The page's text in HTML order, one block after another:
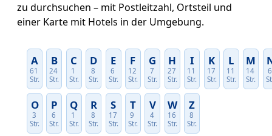
zu durchsuchen – mit Postleitzahl, Ortsteil und
einer Karte mit Hotels in der Umgebung.
A
61
Str.
B
24
Str.
C
1
Str.
D
8
Str.
E
6
Str.
F
12
Str.
G
7
Str.
H
27
Str.
I
11
Str.
K
17
Str.
L
11
Str.
M
14
Str.
O
3
Str.
P
6
Str.
Q
1
Str.
R
8
Str.
S
17
Str.
T
9
Str.
V
4
Str.
W
16
Str.
Z
8
Str.